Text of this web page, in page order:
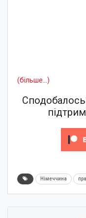
(більше…)
Німеччина